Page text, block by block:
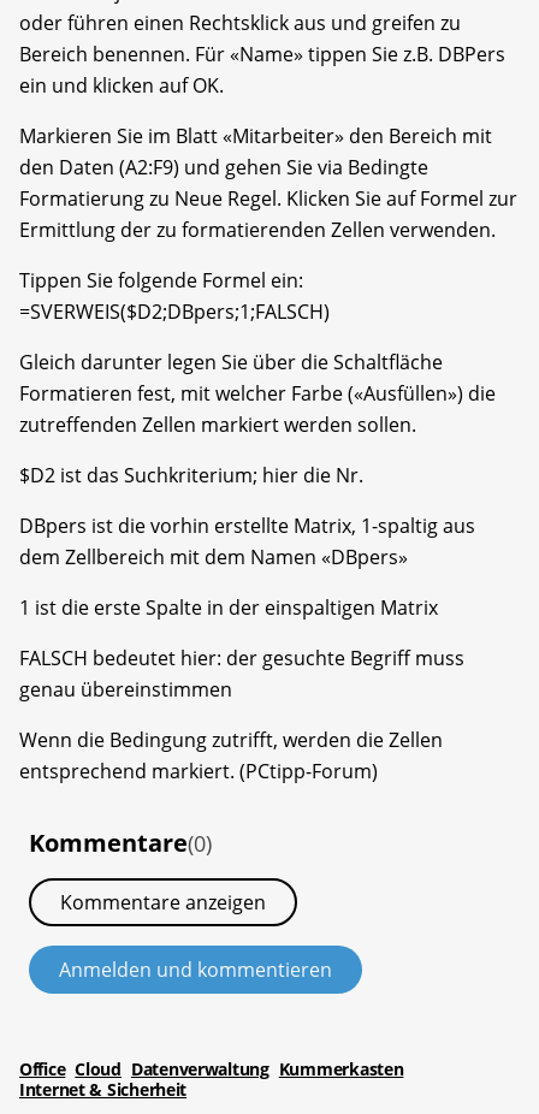
oder führen einen Rechtsklick aus und greifen zu
Bereich benennen. Für «Name» tippen Sie z.B. DBPers
ein und klicken auf OK.
Markieren Sie im Blatt «Mitarbeiter» den Bereich mit
den Daten (A2:F9) und gehen Sie via Bedingte
Formatierung zu Neue Regel. Klicken Sie auf Formel zur
Ermittlung der zu formatierenden Zellen verwenden.
Tippen Sie folgende Formel ein:
=SVERWEIS($D2;DBpers;1;FALSCH)
Gleich darunter legen Sie über die Schaltfläche
Formatieren fest, mit welcher Farbe («Ausfüllen») die
zutreffenden Zellen markiert werden sollen.
$D2 ist das Suchkriterium; hier die Nr.
DBpers ist die vorhin erstellte Matrix, 1-spaltig aus
dem Zellbereich mit dem Namen «DBpers»
1 ist die erste Spalte in der einspaltigen Matrix
FALSCH bedeutet hier: der gesuchte Begriff muss
genau übereinstimmen
Wenn die Bedingung zutrifft, werden die Zellen
entsprechend markiert. (PCtipp-Forum)
Kommentare(0)
Kommentare anzeigen
Anmelden und kommentieren
Office Cloud Datenverwaltung Kummerkasten
Internet & Sicherheit